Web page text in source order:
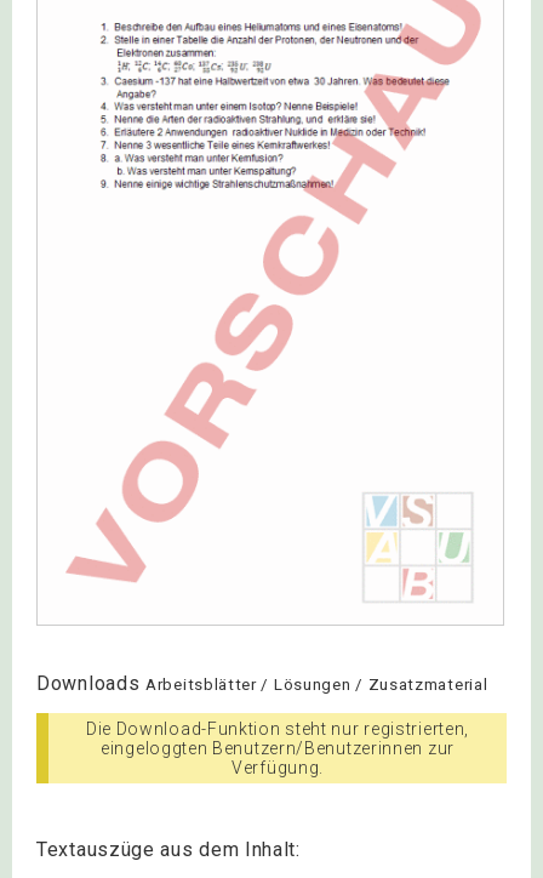
Downloads Arbeitsblätter / Lösungen / Zusatzmaterial
Die Download-Funktion steht nur registrierten,
eingeloggten Benutzern/Benutzerinnen zur
Verfügung.
Textauszüge aus dem Inhalt: